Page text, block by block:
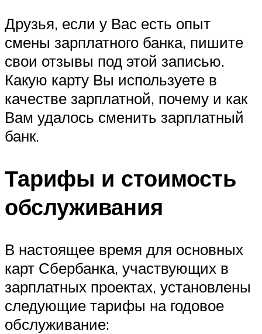
Друзья, если у Вас есть опыт
смены зарплатного банка, пишите
свои отзывы под этой записью.
Какую карту Вы используете в
качестве зарплатной, почему и как
Вам удалось сменить зарплатный
банк.
Тарифы и стоимость
обслуживания
В настоящее время для основных
карт Сбербанка, участвующих в
зарплатных проектах, установлены
следующие тарифы на годовое
обслуживание: